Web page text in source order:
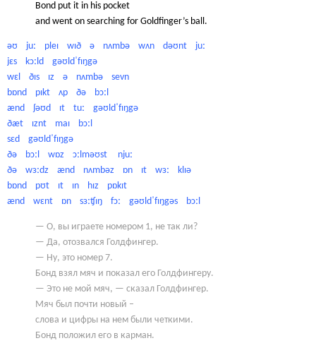
Bond put it in his pocket
and went on searching for Goldfinger’s ball.
əʊ juː pleɪ wɪð ə nʌmbə wʌn dəʊnt juː
jɛs kɔːld gəʊldˈfɪŋgə
wɛl ðɪs ɪz ə nʌmbə sevn
bɒnd pɪkt ʌp ðə bɔːl
ænd ʃəʊd ɪt tuː gəʊldˈfɪŋgə
ðæt ɪznt maɪ bɔːl
sɛd gəʊldˈfɪŋgə
ðə bɔːl wɒz ɔːlməʊst njuː
ðə wɜːdz ænd nʌmbəz ɒn ɪt wɜː klɪə
bɒnd pʊt ɪt ɪn hɪz pɒkɪt
ænd wɛnt ɒn sɜːʧɪŋ fɔː gəʊldˈfɪŋgəs bɔːl
— О, вы играете номером 1, не так ли?
— Да, отозвался Голдфингер.
— Ну, это номер 7.
Бонд взял мяч и показал его Голдфингеру.
— Это не мой мяч, — сказал Голдфингер.
Мяч был почти новый –
слова и цифры на нем были четкими.
Бонд положил его в карман.